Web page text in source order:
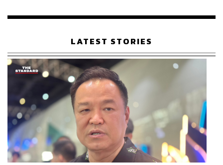
เรือนไทยที่ถูกซุกไว้
LATEST STORIES